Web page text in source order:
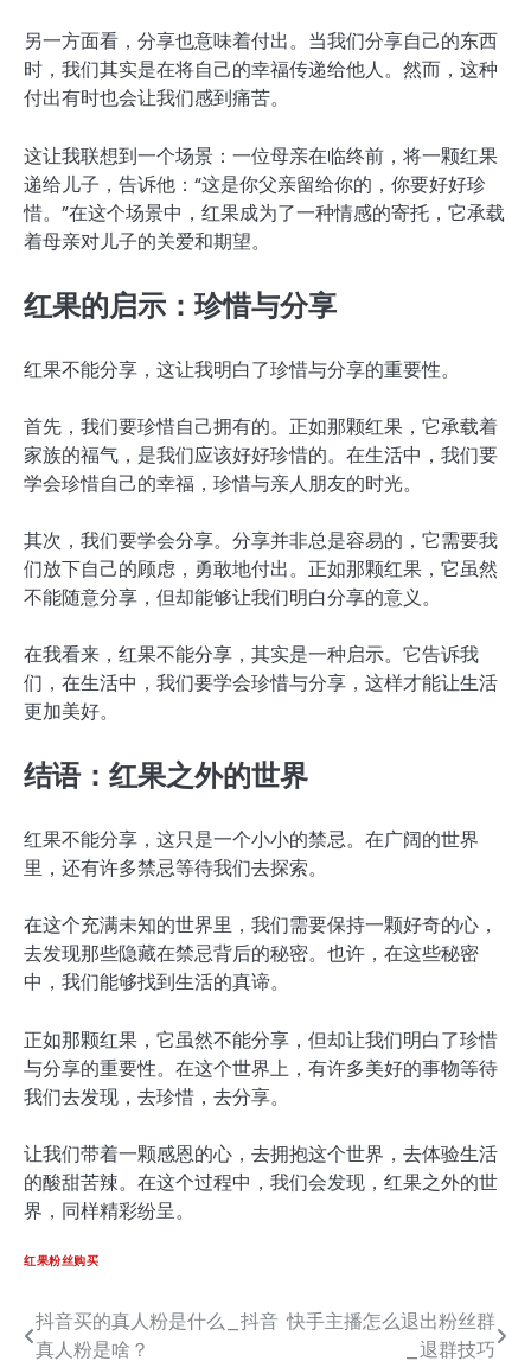
另一方面看，分享也意味着付出。当我们分享自己的东西
时，我们其实是在将自己的幸福传递给他人。然而，这种
付出有时也会让我们感到痛苦。
这让我联想到一个场景：一位母亲在临终前，将一颗红果
递给儿子，告诉他：“这是你父亲留给你的，你要好好珍
惜。”在这个场景中，红果成为了一种情感的寄托，它承载
着母亲对儿子的关爱和期望。
红果的启示：珍惜与分享
红果不能分享，这让我明白了珍惜与分享的重要性。
首先，我们要珍惜自己拥有的。正如那颗红果，它承载着
家族的福气，是我们应该好好珍惜的。在生活中，我们要
学会珍惜自己的幸福，珍惜与亲人朋友的时光。
其次，我们要学会分享。分享并非总是容易的，它需要我
们放下自己的顾虑，勇敢地付出。正如那颗红果，它虽然
不能随意分享，但却能够让我们明白分享的意义。
在我看来，红果不能分享，其实是一种启示。它告诉我
们，在生活中，我们要学会珍惜与分享，这样才能让生活
更加美好。
结语：红果之外的世界
红果不能分享，这只是一个小小的禁忌。在广阔的世界
里，还有许多禁忌等待我们去探索。
在这个充满未知的世界里，我们需要保持一颗好奇的心，
去发现那些隐藏在禁忌背后的秘密。也许，在这些秘密
中，我们能够找到生活的真谛。
正如那颗红果，它虽然不能分享，但却让我们明白了珍惜
与分享的重要性。在这个世界上，有许多美好的事物等待
我们去发现，去珍惜，去分享。
让我们带着一颗感恩的心，去拥抱这个世界，去体验生活
的酸甜苦辣。在这个过程中，我们会发现，红果之外的世
界，同样精彩纷呈。
红果粉丝购买
文抖音买的真人粉是什么_抖音
真人粉是啥？
快手主播怎么退出粉丝群
_退群技巧